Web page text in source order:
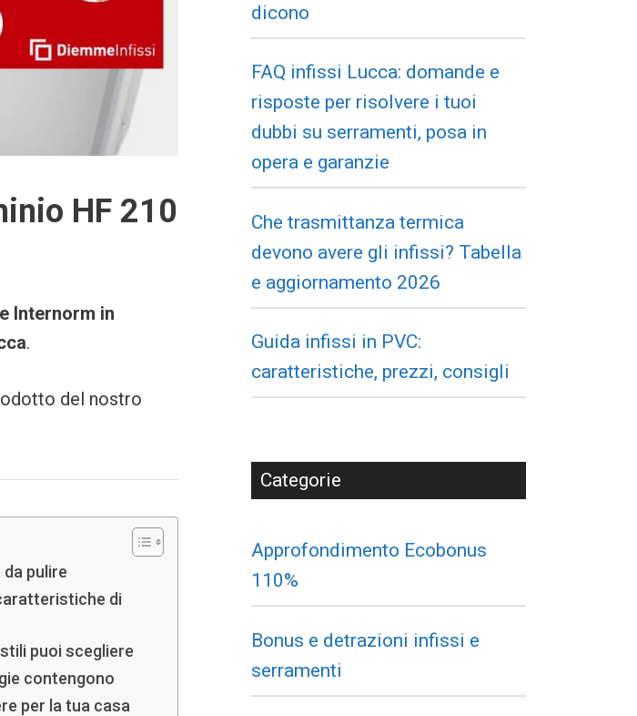
HF 210
Internorm in
.
del nostro
pulire
di
puoi scegliere
contengono
per la tua casa
dicono
FAQ infissi Lucca: domande e
risposte per risolvere i tuoi
dubbi su serramenti, posa in
opera e garanzie
Che trasmittanza termica
devono avere gli infissi? Tabella
e aggiornamento 2026
Guida infissi in PVC:
caratteristiche, prezzi, consigli
Categorie
Approfondimento Ecobonus
110%
Bonus e detrazioni infissi e
serramenti